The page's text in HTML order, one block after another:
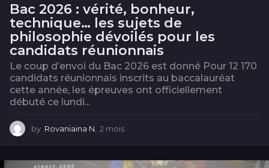
Bac 2026 : vérité, bonheur,
technique… les sujets de
philosophie dévoilés pour les
candidats réunionnais
Le coup d’envoi du Bac 2026 est donné Pour 12 170
candidats réunionnais inscrits au baccalauréat
cette année, les épreuves ont officiellement
débuté ce lundi...
by Rovaniaina N. 2 mois
i